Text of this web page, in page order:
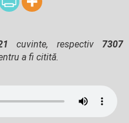
cuvinte, respectiv 7307
a fi citită.